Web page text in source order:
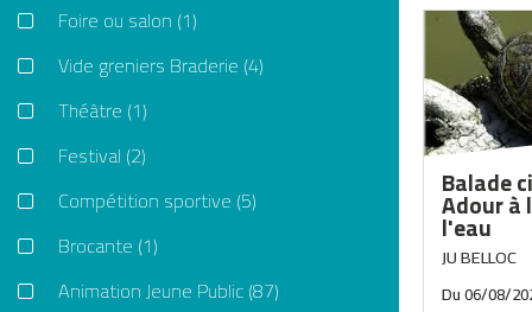
Foire ou salon (1)
Vide greniers Braderie (4)
Théâtre (1)
Festival (2)
Compétition sportive (5)
Brocante (1)
Animation Jeune Public(87)
Saint-
ses
Balade
Adour à
l'eau
JU BELLOC
Du06/08/